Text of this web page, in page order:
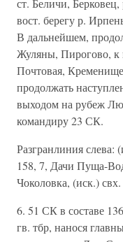
ст. Беличи,
вост. берегу р.
В дальнейшем,
Жуляны, Пирогово, к
Почтовая,
продолжать
выходом на рубеж
командиру 23 СК.
Разгранлиния
158, 7, Дачи Пуща-
Чоколовка, (иск.)
6. 51 СК в составе
гв. тбр, нанося